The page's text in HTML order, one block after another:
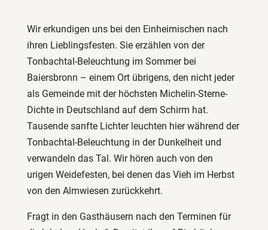
Wir erkundigen uns bei den Einheimischen nach
ihren Lieblingsfesten. Sie erzählen von der
Tonbachtal-Beleuchtung im Sommer bei
Baiersbronn – einem Ort übrigens, den nicht jeder
als Gemeinde mit der höchsten Michelin-Sterne-
Dichte in Deutschland auf dem Schirm hat.
Tausende sanfte Lichter leuchten hier während der
Tonbachtal-Beleuchtung in der Dunkelheit und
verwandeln das Tal. Wir hören auch von den
urigen Weidefesten, bei denen das Vieh im Herbst
von den Almwiesen zurückkehrt.
Fragt in den Gasthäusern nach den Terminen für